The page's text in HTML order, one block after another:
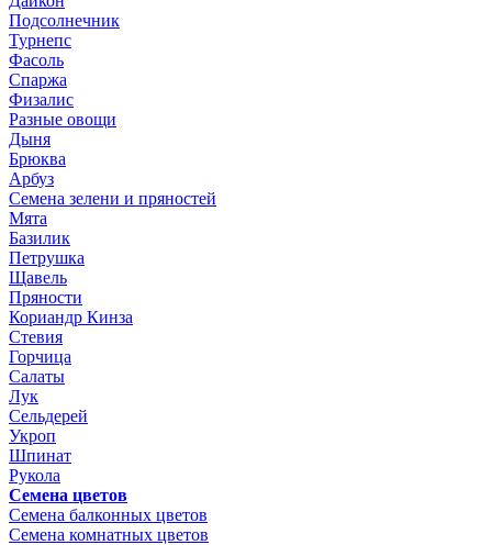
Подсолнечник
Турнепс
Фасоль
Спаржа
Физалис
Разные овощи
Дыня
Брюква
Арбуз
Семена зелени и пряностей
Мята
Базилик
Петрушка
Щавель
Пряности
Кориандр Кинза
Стевия
Горчица
Салаты
Лук
Сельдерей
Укроп
Шпинат
Рукола
Семена цветов
Семена балконных цветов
Семена комнатных цветов